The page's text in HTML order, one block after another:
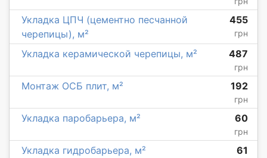
Укладка ЦПЧ (цементно песчанной
черепицы), м²
455
грн
Укладка керамической черепицы, м² 487
грн
Монтаж ОСБ плит, м² 192
грн
Укладка паробарьера, м² 60
грн
Укладка гидробарьера, м² 61